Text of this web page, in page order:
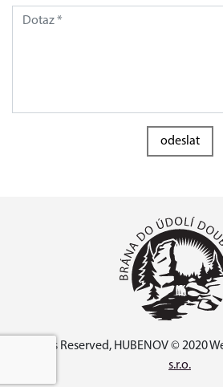
odeslat
All Rights Reserved, HUBENOV © 2020
s.r.o.